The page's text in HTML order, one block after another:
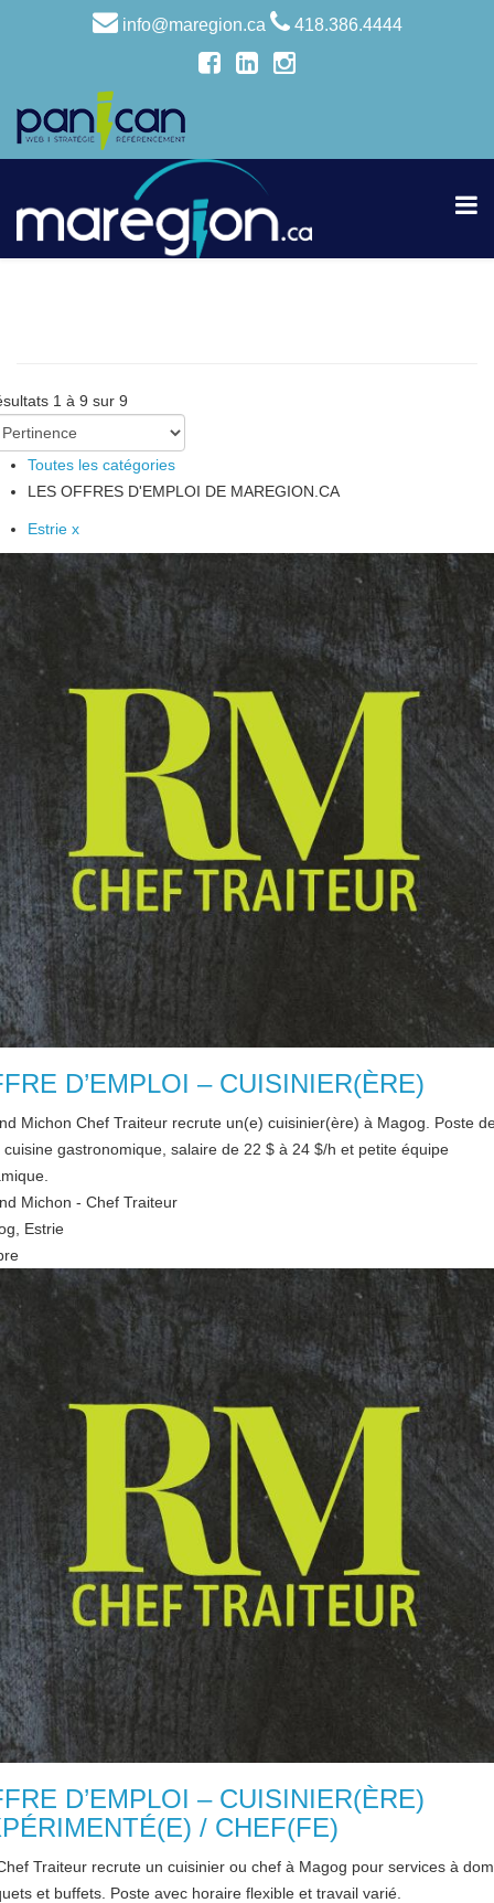
info@maregion.ca 418.386.4444
1 à 9 sur 9
Toutes les catégories
LES OFFRES D'EMPLOI DE MAREGION.CA
Estrie x
D’EMPLOI – CUISINIER(ÈRE)
Michon Chef Traiteur recrute un(e) cuisinier(ère) à Magog. Poste
cuisine gastronomique, salaire de 22 $ à 24 $/h et petite équipe
Michon - Chef Traiteur
Estrie
D’EMPLOI – CUISINIER(ÈRE)
/ CHEF(FE)
Traiteur recrute un cuisinier ou chef à Magog pour services à
et buffets. Poste avec horaire flexible et travail varié.